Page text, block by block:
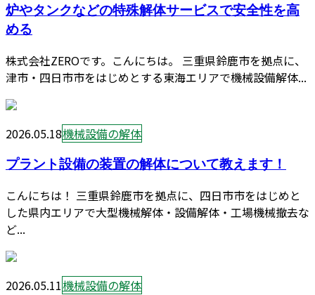
炉やタンクなどの特殊解体サービスで安全性を高
める
株式会社ZEROです。こんにちは。 三重県鈴鹿市を拠点に、
津市・四日市市をはじめとする東海エリアで機械設備解体...
2026.05.18機械設備の解体
プラント設備の装置の解体について教えます！
こんにちは！ 三重県鈴鹿市を拠点に、四日市市をはじめと
した県内エリアで大型機械解体・設備解体・工場機械撤去な
ど...
2026.05.11機械設備の解体